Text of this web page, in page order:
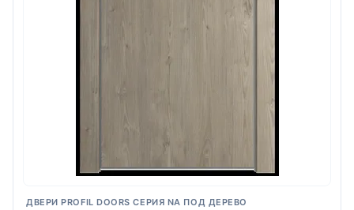
ДВЕРИ PROFIL DOORS СЕРИЯ NA ПОД ДЕРЕВО